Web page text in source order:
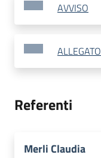
AVVISO
Referenti
Merli Claudia